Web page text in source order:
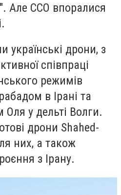
Але ССО впоралися
українські дрони, з
співпраці
режимів
в Ірані та
у дельті Волги.
дрони Shahed-
них, а також
з Ірану.